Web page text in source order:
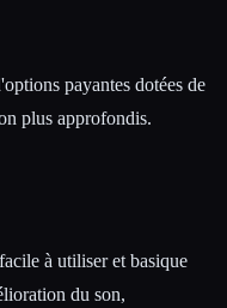
payantes dotées de
plus approfondis.
à utiliser et basique
du son,